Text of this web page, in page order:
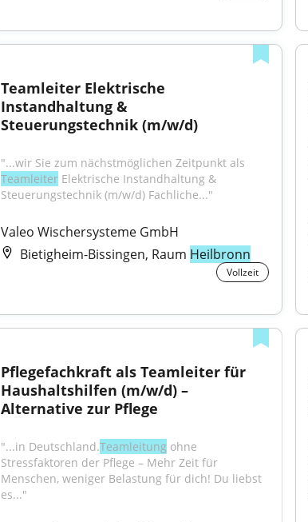
Teamleiter Elektrische
Instandhaltung &
Steuerungstechnik (m/w/d)
Teamleiter Elektrische Instandhaltung &
Steuerungstechnik (m/w/d) Fachliche..."
Valeo Wischersysteme GmbH
Bietigheim-Bissingen, Raum Heilbronn
Vollzeit
Pflegefachkraft als Teamleiter für
Haushaltshilfen (m/w/d) –
Alternative zur Pflege
"...in Deutschland.Teamleitung ohne
Stressfaktoren der Pflege – Mehr Zeit für
Menschen, weniger Belastung für dich! Du liebst
es..."